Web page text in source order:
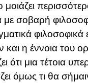
με σοβαρή
η έννοια του
ότι μια τέτοια
όμως τι θα